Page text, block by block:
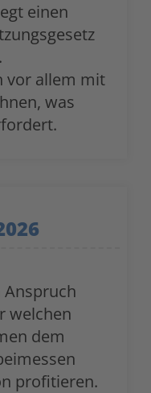
einen
vor allem mit
was
Anspruch
welchen
dem
profitieren.